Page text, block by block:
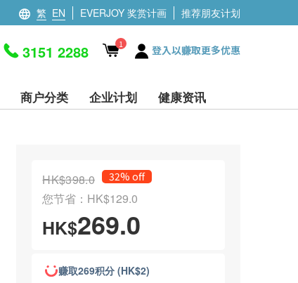
繁 EN EVERJOY 奖赏计画 推荐朋友计划
3151 2288 1 登入以赚取更多优惠
商户分类 企业计划 健康资讯
HK$398.0 32% off
您节省：HK$129.0
HK$269.0
赚取269积分 (HK$2)